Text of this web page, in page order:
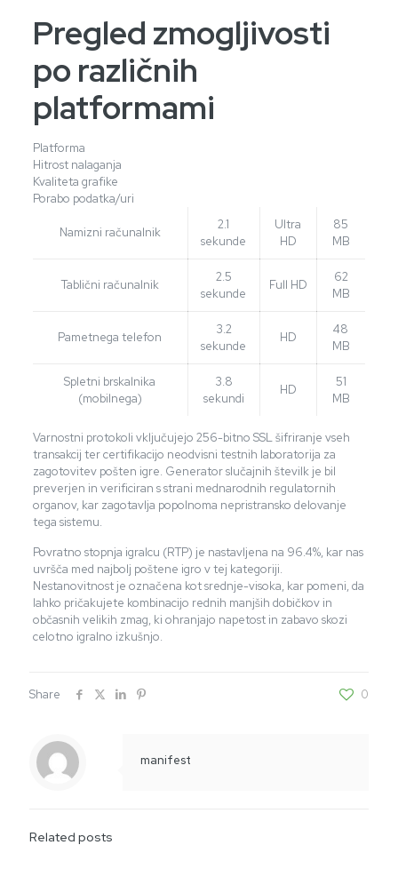
Pregled zmogljivosti
po različnih
platformami
Platforma
Hitrost nalaganja
Kvaliteta grafike
Porabo podatka/uri
Namizni računalnik
2.1
sekunde
Ultra
HD
85
MB
Tablični računalnik
2.5
sekunde
Full HD
62
MB
Pametnega telefon
3.2
sekunde
HD
48
MB
Spletni brskalnika
(mobilnega)
3.8
sekundi
HD
51
MB
Varnostni protokoli vključujejo 256-bitno SSL šifriranje vseh
transakcij ter certifikacijo neodvisni testnih laboratorija za
zagotovitev pošten igre. Generator slučajnih številk je bil
preverjen in verificiran s strani mednarodnih regulatornih
organov, kar zagotavlja popolnoma nepristransko delovanje
tega sistemu.
Povratno stopnja igralcu (RTP) je nastavljena na 96.4%, kar nas
uvršča med najbolj poštene igro v tej kategoriji.
Nestanovitnost je označena kot srednje-visoka, kar pomeni, da
lahko pričakujete kombinacijo rednih manjših dobičkov in
občasnih velikih zmag, ki ohranjajo napetost in zabavo skozi
celotno igralno izkušnjo.
Share 0
manifest
Related posts